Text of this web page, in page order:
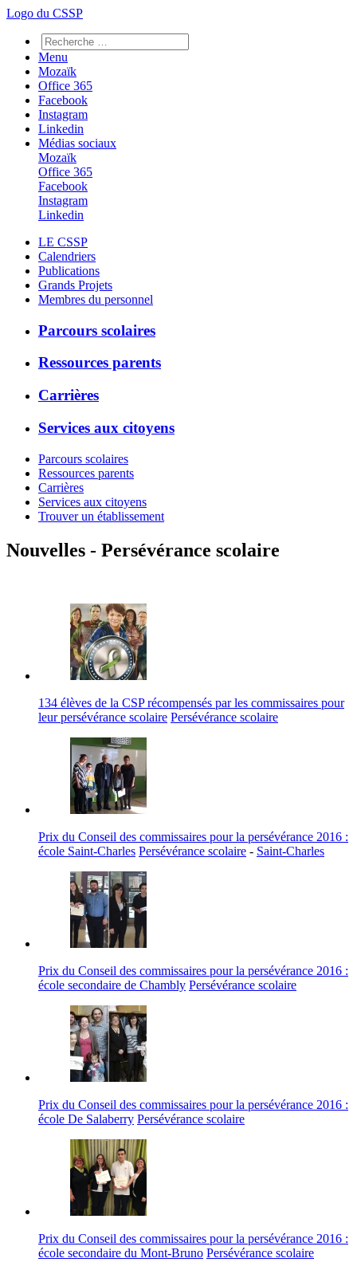
Logo du CSSP
Menu
Mozaïk
Office 365
Facebook
Instagram
Linkedin
Médias sociaux
Mozaïk
Office 365
Facebook
Instagram
Linkedin
LE CSSP
Calendriers
Publications
Grands Projets
Membres du personnel
Parcours scolaires
Ressources parents
Carrières
Services aux citoyens
Parcours scolaires
Ressources parents
Carrières
Services aux citoyens
Trouver un établissement
Nouvelles - Persévérance scolaire
134 élèves de la CSP récompensés par les commissaires pour
leur persévérance scolaire Persévérance scolaire
Prix du Conseil des commissaires pour la persévérance 2016 :
école Saint-Charles Persévérance scolaire - Saint-Charles
Prix du Conseil des commissaires pour la persévérance 2016 :
école secondaire de Chambly Persévérance scolaire
Prix du Conseil des commissaires pour la persévérance 2016 :
école De Salaberry Persévérance scolaire
Prix du Conseil des commissaires pour la persévérance 2016 :
école secondaire du Mont-Bruno Persévérance scolaire